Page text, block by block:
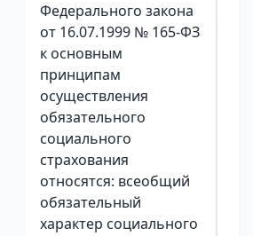
Федерального закона
от 16.07.1999 № 165-ФЗ
к основным
принципам
осуществления
обязательного
социального
страхования
относятся: всеобщий
обязательный
характер социального